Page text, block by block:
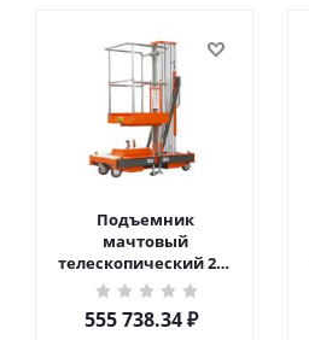
Подъемник
мачтовый
телескопический 200
кг 6 м TOR GTWY6-200S
DC 2-мачтовый
(автономный) (G) в
555 738.34₽